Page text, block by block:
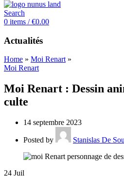
Search
0 items / €0.00
Actualités
Home » Moi Renart»
Moi Renart
Moi Renart : Dessin
culte
14 septembre 2023
Posted by Stanislas De
24 Juil